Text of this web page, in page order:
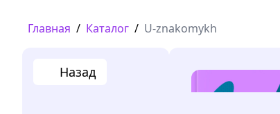
Главная / Каталог / U-znakomykh
Назад